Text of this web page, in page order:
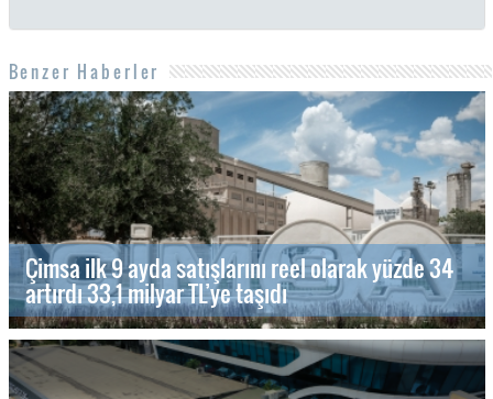
Benzer Haberler
Çimsa ilk 9 ayda satışlarını reel olarak yüzde 34
artırdı 33,1 milyar TL’ye taşıdı